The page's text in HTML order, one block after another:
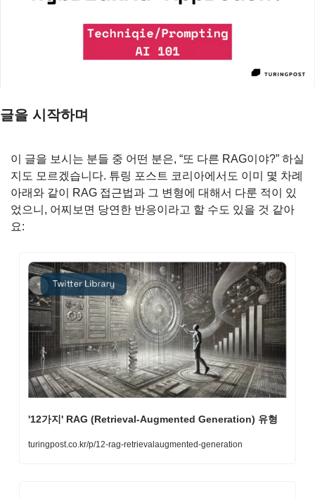
글을 시작하며
이 글을 보시는 분들 중 어떤 분은, “또 다른 RAG이야?” 하실
지도 모르겠습니다. 튜링 포스트 코리아에서도 이미 몇 차례
아래와 같이 RAG 접근법과 그 변형에 대해서 다룬 적이 있
었으니, 어찌보면 당연한 반응이라고 할 수도 있을 것 같아
요:
'12가지' RAG (Retrieval-Augmented Generation) 유형
turingpost.co.kr/p/12-rag-retrievalaugmented-generation